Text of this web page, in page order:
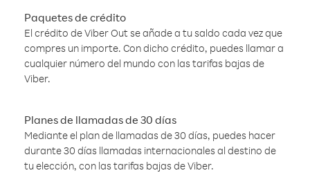
Paquetes de crédito
El crédito de Viber Out se añade a tu saldo cada vez que
compres un importe. Con dicho crédito, puedes llamar a
cualquier número del mundo con las tarifas bajas de
Viber.
Planes de llamadas de 30 días
Mediante el plan de llamadas de 30 días, puedes hacer
durante 30 días llamadas internacionales al destino de
tu elección, con las tarifas bajas de Viber.